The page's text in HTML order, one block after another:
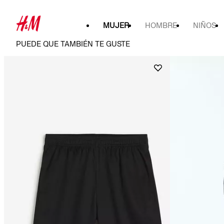
MUJER HOMBRE NIÑOS
PUEDE QUE TAMBIÉN TE GUSTE